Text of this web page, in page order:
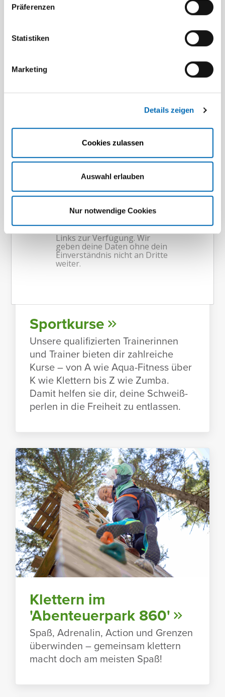
Präferenzen
Statistiken
Marketing
Details zeigen
Cookies zulassen
Auswahl erlauben
Nur notwendige Cookies
Sport­stätten
Wir über­zeugen mit erst­klas­sigen
Sport­stätten, darunter unsere Mehr­
feld­sport­hallen, Schwimm­hallen und
Kunst­rasen- und Beach­vol­ley­ball­
plätze.
Sport­kurse
Unsere quali­fi­zierten Trai­ne­rinnen
und Trainer bieten dir zahl­reiche
Kurse – von A wie Aqua-Fitness über
K wie Klet­tern bis Z wie Zumba.
Damit helfen sie dir, deine Schweiß­
perlen in die Frei­heit zu entlassen.
Klet­tern im
'Aben­teu­er­park 860'
Spaß, Adre­nalin, Action und Grenzen
über­winden – gemeinsam klet­tern
macht doch am meisten Spaß!